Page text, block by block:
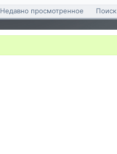
Недавно просмотренное Поиск